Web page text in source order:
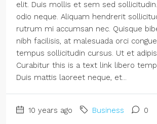
elit. Duis mollis et sem sed
odio neque. Aliquam hendrerit
rutrum mi accumsan nec. Quisque
nibh facilisis, at malesuada orci
tempus sollicitudin cursus. Ut et
Curabitur this is a text link libero
Duis mattis laoreet neque, et...
10 years ago Business 0